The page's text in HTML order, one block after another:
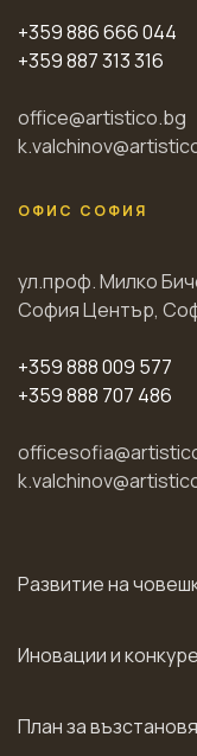
+359 886 666 044
+359 887 313 316
office@artistico.bg
ОФИС СОФИЯ
ул.проф. Милко
София Център,
+359 888 009 577
+359 888 707 486
Развитие на
Иновации и
План за